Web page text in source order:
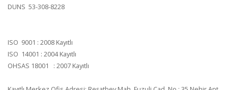
DUNS 53-308-8228
ISO 9001 : 2008 Kayıtlı
ISO 14001 : 2004 Kayıtlı
OHSAS 18001 : 2007 Kayıtlı